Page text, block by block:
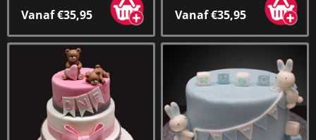
Vanaf €35,95 Vanaf €35,95